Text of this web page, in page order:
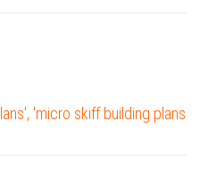
'micro skiff building plans